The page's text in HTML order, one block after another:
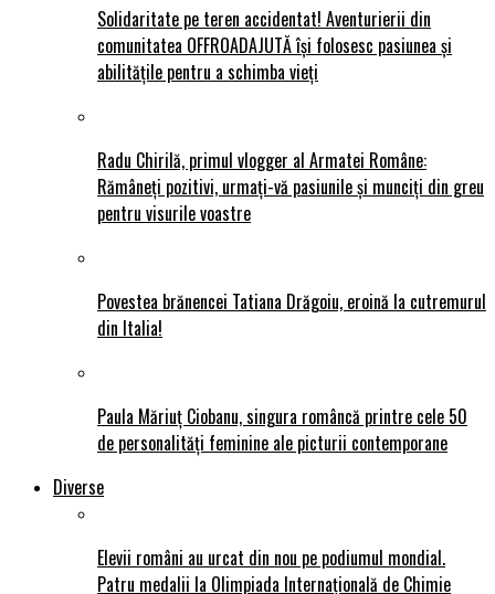
Solidaritate pe teren accidentat! Aventurierii din
comunitatea OFFROADAJUTĂ își folosesc pasiunea și
abilitățile pentru a schimba vieți
Radu Chirilă, primul vlogger al Armatei Române:
Rămâneți pozitivi, urmați-vă pasiunile și munciți din greu
pentru visurile voastre
Povestea brănencei Tatiana Drăgoiu, eroină la cutremurul
din Italia!
Paula Măriuț Ciobanu, singura româncă printre cele 50
de personalități feminine ale picturii contemporane
Diverse
Elevii români au urcat din nou pe podiumul mondial.
Patru medalii la Olimpiada Internațională de Chimie